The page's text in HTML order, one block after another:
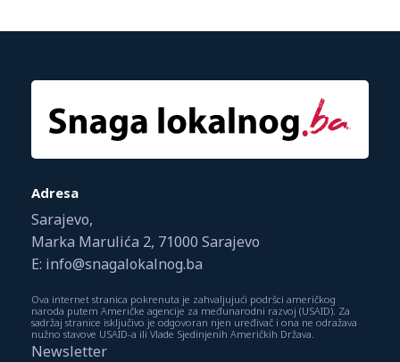
Adresa
Sarajevo,
Marka Marulića 2, 71000 Sarajevo
E: info@snagalokalnog.ba
Ova internet stranica pokrenuta je zahvaljujući podršci američkog
naroda putem Američke agencije za međunarodni razvoj (USAID). Za
sadržaj stranice isključivo je odgovoran njen uređivač i ona ne odražava
nužno stavove USAID-a ili Vlade Sjedinjenih Američkih Država.
Newsletter